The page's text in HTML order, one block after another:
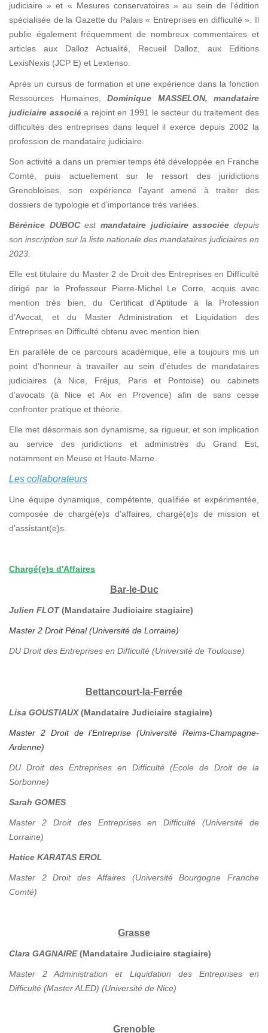
judiciaire » et « Mesures conservatoires » au sein de l'édition
spécialisée de la Gazette du Palais « Entreprises en difficulté ». Il
publie également fréquemment de nombreux commentaires et
articles aux Dalloz Actualité, Recueil Dalloz, aux Editions
LexisNexis (JCP E) et Lextenso.
Après un cursus de formation et une expérience dans la fonction
Ressources Humaines, Dominique MASSELON, mandataire
judiciaire associéa rejoint en 1991 le secteur du traitement des
difficultés des entreprises dans lequel il exerce depuis 2002 la
profession de mandataire judiciaire.
Son activité a dans un premier temps été développée en Franche
Comté, puis actuellement sur le ressort des juridictions
Grenobloises, son expérience l’ayant amené à traiter des
dossiers de typologie et d’importance très variées.
Bérénice DUBOCestmandataire judiciaire associée depuis
son inscription sur la liste nationale des mandataires judiciaires en
2023.
Elle est titulaire du Master 2 de Droit des Entreprises en Difficulté
dirigé par le Professeur Pierre-Michel Le Corre, acquis avec
mention très bien, du Certificat d’Aptitude à la Profession
d’Avocat, et du Master Administration et Liquidation des
Entreprises en Difficulté obtenu avec mention bien.
En parallèle de ce parcours académique, elle a toujours mis un
point d’honneur à travailler au sein d’études de mandataires
judiciaires (à Nice, Fréjus, Paris et Pontoise) ou cabinets
d’avocats (à Nice et Aix en Provence) afin de sans cesse
confronter pratique et théorie.
Elle met désormais son dynamisme, sa rigueur, et son implication
au service des juridictions et administrés du Grand Est,
notamment en Meuse et Haute-Marne.
Les collaborateurs
Une équipe dynamique, compétente, qualifiée et expérimentée,
composée de chargé(e)s d'affaires, chargé(e)s de mission et
d'assistant(e)s.
Chargé(e)s d'Affaires
Bar-le-Duc
Julien FLOT(Mandataire Judiciaire stagiaire)
Master 2 Droit Pénal (Université de Lorraine)
DU Droit des Entreprises en Difficulté (Université de Toulouse)
Bettancourt-la-Ferrée
Lisa GOUSTIAUX(Mandataire Judiciaire stagiaire)
Master 2 Droit de l'Entreprise (Université Reims-Champagne-
Ardenne)
DU Droit des Entreprises en Difficulté (Ecole de Droit de la
Sorbonne)
Sarah GOMES
Master 2 Droit des Entreprises en Difficulté (Université de
Lorraine)
Hatice KARATAS EROL
Master 2 Droit des Affaires (Université Bourgogne Franche
Comté)
Grasse
Clara GAGNAIRE(Mandataire Judiciaire stagiaire)
Master 2 Administration et Liquidation des Entreprises en
Difficulté (Master ALED) (Université de Nice)
Grenoble